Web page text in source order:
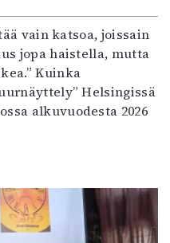
vain katsoa, joissain
jopa haistella, mutta
Kuinka
Helsingissä
alkuvuodesta 2026